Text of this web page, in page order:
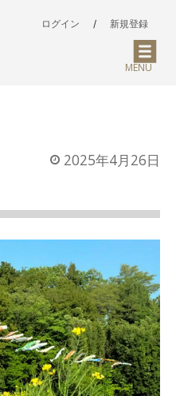
ログイン / 新規登録
MENU
2025年4月26日